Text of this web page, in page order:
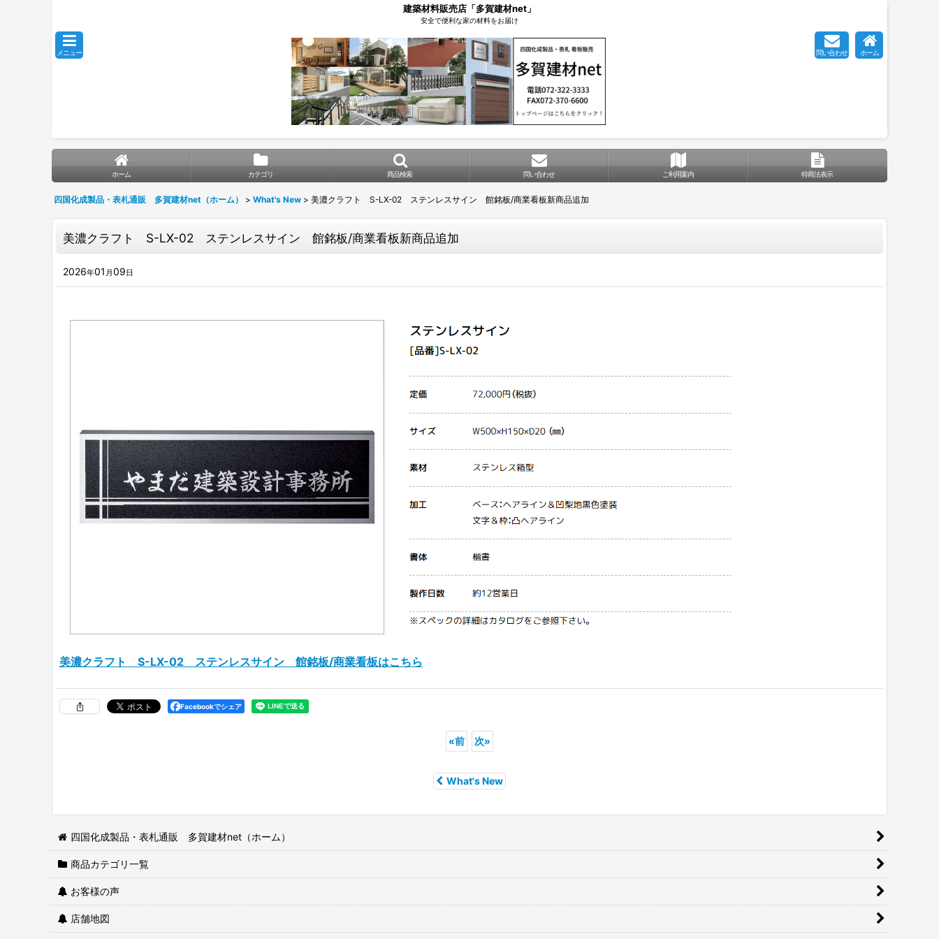
建築材料販売店「多賀建材net」
安全で便利な家の材料をお届け
メニュー 問い合わせ ホーム
ホーム カテゴリ 商品検索 問い合わせ ご利用案内 特商法表示
四国化成製品・表札通販 多賀建材net（ホーム） > What's New > 美濃クラフト S-LX-02 ステンレスサイン 館銘板/商業看板新商品追加
美濃クラフト S-LX-02 ステンレスサイン 館銘板/商業看板新商品追加
2026年01 月09日
美濃クラフト S-LX-02 ステンレスサイン 館銘板/商業看板はこちら
Facebookでシェア
«前 次»
What's New
四国化成製品・表札通販 多賀建材net（ホーム）
商品カテゴリ一覧
お客様の声
店舗地図